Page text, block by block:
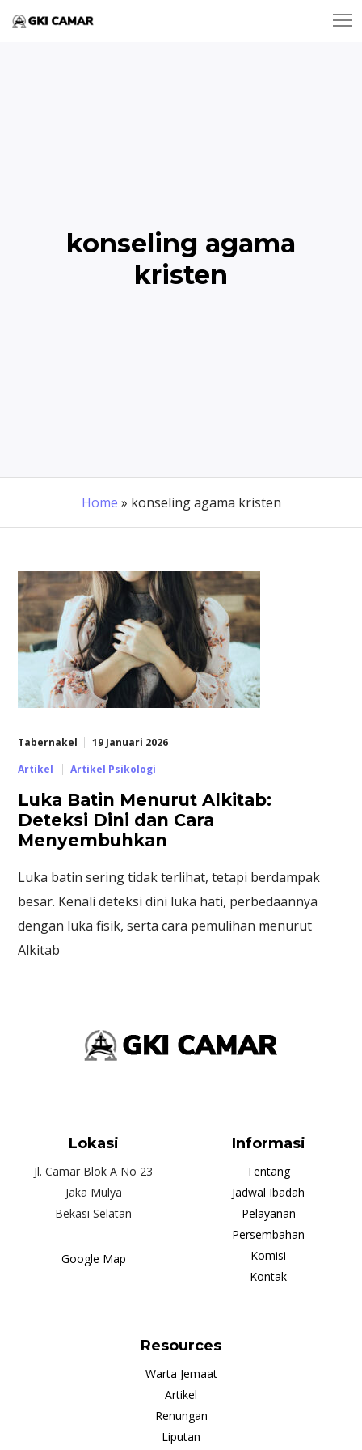
konseling agama
kristen
Home » konseling agama kristen
Tabernakel
19 Januari 2026
Artikel
Artikel Psikologi
Luka Batin Menurut Alkitab:
Deteksi Dini dan Cara
Menyembuhkan
Luka batin sering tidak terlihat, tetapi berdampak
besar. Kenali deteksi dini luka hati, perbedaannya
dengan luka fisik, serta cara pemulihan menurut
Alkitab
Lokasi
Jl. Camar Blok A No 23
Jaka Mulya
Bekasi Selatan
Google Map
Informasi
Tentang
Jadwal Ibadah
Pelayanan
Persembahan
Komisi
Kontak
Resources
Warta Jemaat
Artikel
Renungan
Liputan